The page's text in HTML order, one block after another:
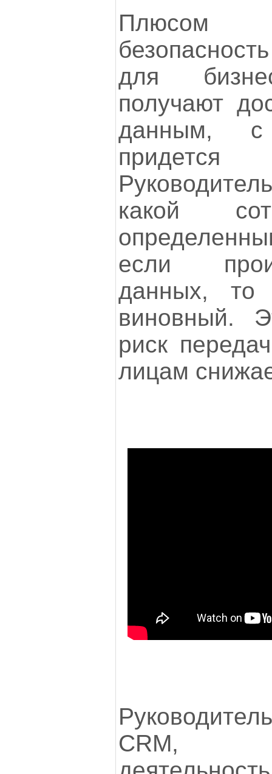
Плюсом
для
получают
данным,
какой
если
данных, то
виновный.
риск
лицам
CRM,